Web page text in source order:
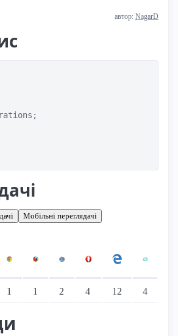
автор: NagarD
Мобільні переглядачі
1 1 2 4 12 4